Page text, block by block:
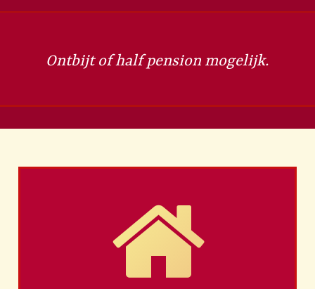
Ontbijt of half pension mogelijk.